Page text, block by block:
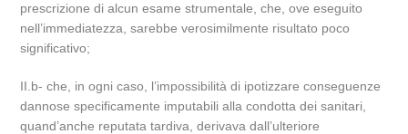
prescrizione di alcun esame strumentale, che, ove eseguito
nell’immediatezza, sarebbe verosimilmente risultato poco
significativo;
II.b- che, in ogni caso, l’impossibilità di ipotizzare conseguenze
dannose specificamente imputabili alla condotta dei sanitari,
quand’anche reputata tardiva, derivava dall’ulteriore